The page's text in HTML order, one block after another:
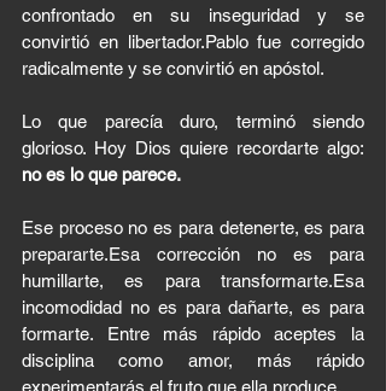
confrontado en su inseguridad y se
convirtió en libertador.Pablo fue corregido
radicalmente y se convirtió en apóstol.
Lo que parecía duro, terminó siendo
no es lo que parece.
Ese proceso no es para detenerte, es para
prepararte.Esa corrección no es para
humillarte, es para transformarte.Esa
incomodidad no es para dañarte, es para
formarte. Entre más rápido aceptes la
disciplina como amor, más rápido
experimentarás el fruto que ella produce.